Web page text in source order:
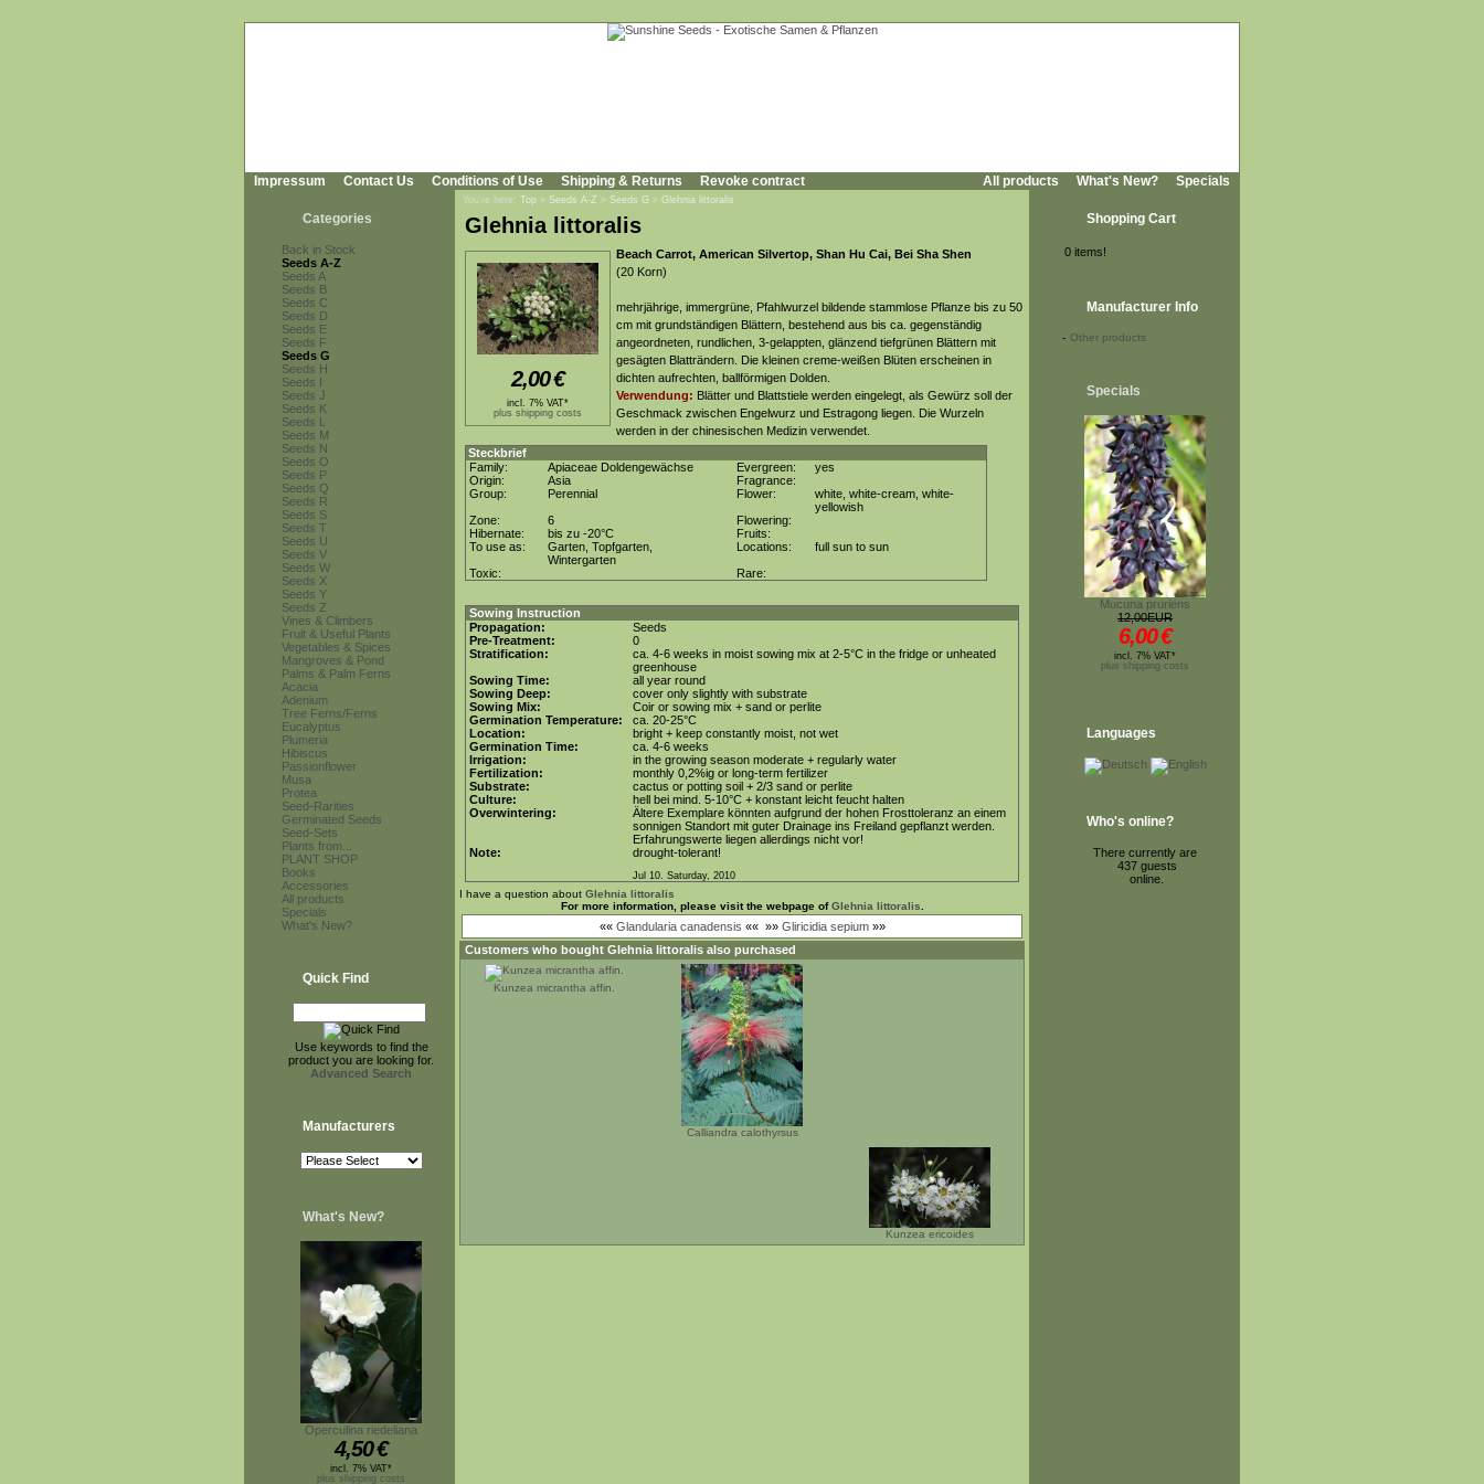
Impressum Contact Us Conditions of Use Shipping & Returns Revoke contract All products What's New? Specials
Categories
Back in Stock
Seeds A-Z
Seeds A
Seeds B
Seeds C
Seeds D
Seeds E
Seeds F
Seeds G
Seeds H
Seeds I
Seeds J
Seeds K
Seeds L
Seeds M
Seeds N
Seeds O
Seeds P
Seeds Q
Seeds R
Seeds S
Seeds T
Seeds U
Seeds V
Seeds W
Seeds X
Seeds Y
Seeds Z
Vines & Climbers
Fruit & Useful Plants
Vegetables & Spices
Mangroves & Pond
Palms & Palm Ferns
Acacia
Adenium
Tree Ferns/Ferns
Eucalyptus
Plumeria
Hibiscus
Passionflower
Musa
Protea
Seed-Rarities
Germinated Seeds
Seed-Sets
Plants from...
PLANT SHOP
Books
Accessories
All products
Specials
What's New?
Quick Find
Use keywords to find the
product you are looking for.
Advanced Search
Manufacturers
What's New?
Operculina riedeliana
4,50€
incl. 7% VAT*
plus shipping costs
You're here: Top » Seeds A-Z » Seeds G » Glehnia littoralis
Glehnia littoralis
2,00€
incl. 7% VAT*
plus shipping costs
Beach Carrot, American Silvertop, Shan Hu Cai, Bei Sha Shen
(20 Korn)
mehrjährige, immergrüne, Pfahlwurzel bildende stammlose Pflanze bis zu 50
cm mit grundständigen Blättern, bestehend aus bis ca. gegenständig
angeordneten, rundlichen, 3-gelappten, glänzend tiefgrünen Blättern mit
gesägten Blatträndern. Die kleinen creme-weißen Blüten erscheinen in
dichten aufrechten, ballförmigen Dolden.
Verwendung: Blätter und Blattstiele werden eingelegt, als Gewürz soll der
Geschmack zwischen Engelwurz und Estragong liegen. Die Wurzeln
werden in der chinesischen Medizin verwendet.
Steckbrief
Family:
Apiaceae Doldengewächse Evergreen:
yes
Origin:
Asia
Fragrance:
Group:
Perennial Flower:
white, white-cream, white-
yellowish
Zone:
6
Flowering:
Hibernate:
bis zu -20°C
Fruits:
To use as:
Garten, Topfgarten,
Wintergarten
Locations:
full sun to sun
Toxic:
Rare:
Sowing Instruction
Propagation:
Seeds
Pre-Treatment:
0
Stratification:
ca. 4-6 weeks in moist sowing mix at 2-5°C in the fridge or unheated
greenhouse
Sowing Time:
all year round
Sowing Deep:
cover only slightly with substrate
Sowing Mix:
Coir or sowing mix + sand or perlite
Germination Temperature:
ca. 20-25°C
Location:
bright + keep constantly moist, not wet
Germination Time:
ca. 4-6 weeks
Irrigation:
in the growing season moderate + regularly water
Fertilization:
monthly 0,2%ig or long-term fertilizer
Substrate:
cactus or potting soil + 2/3 sand or perlite
Culture:
hell bei mind. 5-10°C + konstant leicht feucht halten
Overwintering:
Ältere Exemplare könnten aufgrund der hohen Frosttoleranz an einem
sonnigen Standort mit guter Drainage ins Freiland gepflanzt werden.
Erfahrungswerte liegen allerdings nicht vor!
Note:
drought-tolerant!
Jul 10. Saturday, 2010
I have a question about Glehnia littoralis
For more information, please visit the webpage ofGlehnia littoralis
«« Glandularia canadensis «« »» Gliricidia sepium»»
Customers who bought Glehnia littoralis also purchased
Kunzea micrantha affin.
Calliandra calothyrsus
Kunzea ericoides
Shopping Cart
0 items!
Manufacturer Info
- Other products
Specials
Mucuna pruriens
12,00EUR
6,00€
incl. 7% VAT*
plus shipping costs
Languages
Who's online?
There currently are
437 guests
online.